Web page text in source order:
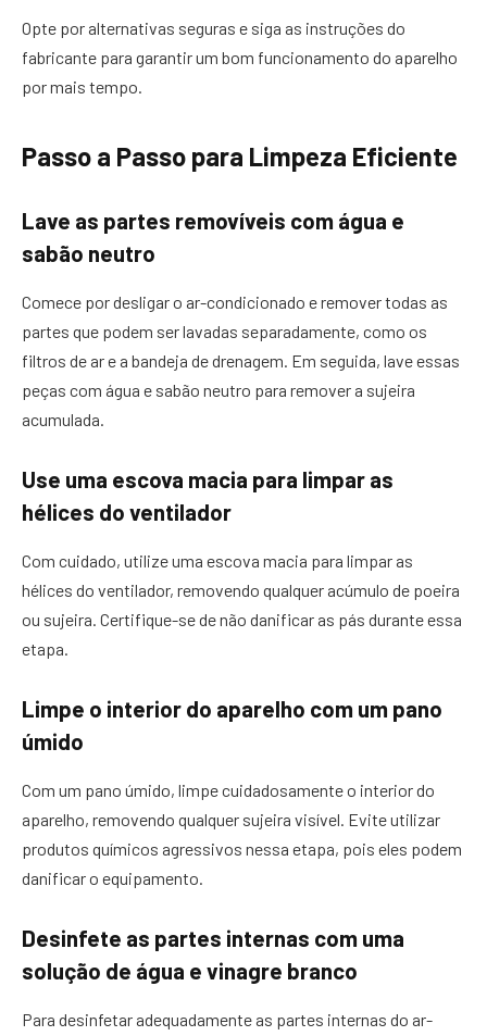
Opte por alternativas seguras e siga as instruções do
fabricante para garantir um bom funcionamento do aparelho
por mais tempo.
Passo a Passo para Limpeza Eficiente
Lave as partes removíveis com água e
sabão neutro
Comece por desligar o ar-condicionado e remover todas as
partes que podem ser lavadas separadamente, como os
filtros de ar e a bandeja de drenagem. Em seguida, lave essas
peças com água e sabão neutro para remover a sujeira
acumulada.
Use uma escova macia para limpar as
hélices do ventilador
Com cuidado, utilize uma escova macia para limpar as
hélices do ventilador, removendo qualquer acúmulo de poeira
ou sujeira. Certifique-se de não danificar as pás durante essa
etapa.
Limpe o interior do aparelho com um pano
úmido
Com um pano úmido, limpe cuidadosamente o interior do
aparelho, removendo qualquer sujeira visível. Evite utilizar
produtos químicos agressivos nessa etapa, pois eles podem
danificar o equipamento.
Desinfete as partes internas com uma
solução de água e vinagre branco
Para desinfetar adequadamente as partes internas do ar-